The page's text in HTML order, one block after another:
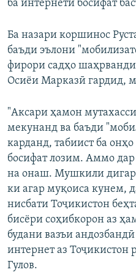
ба интернети босифат
Ба назари коршинос
баъди эълони
фирори садҳо
Осиёи Марказӣ гардид,
"Аксари ҳамон
мекунанд ва баъди
карданд, табиист ба
босифат лозим. Аммо
на онаш. Мушкили дигар
ки агар муқоиса кунем,
нисбати Тоҷикистон
бисёри соҳибкорон аз
будани вазъи
интернет аз Тоҷикистон
Гулов.